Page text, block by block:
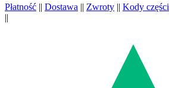
Płatność || Dostawa || Zwroty || Kody części
||